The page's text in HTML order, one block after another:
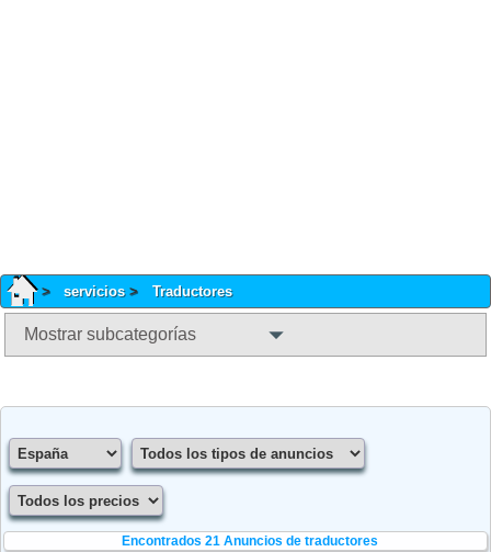
servicios Traductores
Mostrar subcategorías
Encontrados 21Anuncios de traductores